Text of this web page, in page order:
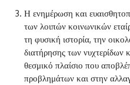
Η ενημέρωση και
των λοιπών κοινωνικών
τη φυσική ιστορία, την
διατήρησης των νυχτερίδων
θεσμικό πλαίσιο που
προβλημάτων και στην